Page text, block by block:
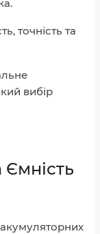
точність та
вибір
Ємність